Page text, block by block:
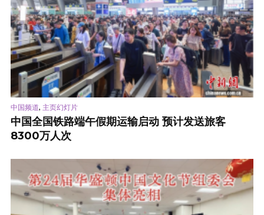
中国频道, 主页幻灯片
中国全国铁路端午假期运输启动 预计发送旅客
8300万人次